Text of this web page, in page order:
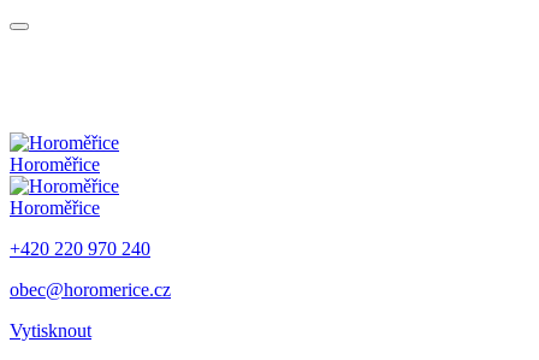
Horoměřice
Horoměřice
+420 220 970 240
obec@horomerice.cz
Vytisknout